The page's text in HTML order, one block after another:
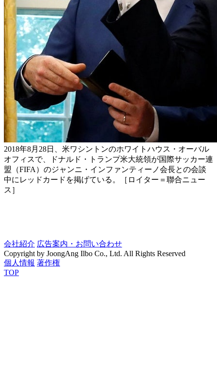
2018年8月28日、米ワシントンのホワイトハウス・オーバル
オフィスで、ドナルド・トランプ米大統領が国際サッカー連
盟（FIFA）のジャンニ・インファンティーノ会長との会談
中にレッドカードを掲げている。［ロイター＝聯合ニュー
ス］
会社紹介 広告案内・お問い合わせ
Copyright by JoongAng Ilbo Co., Ltd. All Rights Reserved
個人情報 著作権
TOP